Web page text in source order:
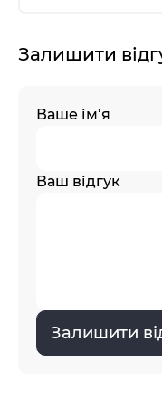
Залишити
Ваше ім’я
Ваш відгук
Залишити